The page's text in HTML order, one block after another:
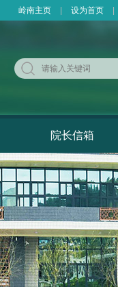
岭南主页 设为首页
院长信箱